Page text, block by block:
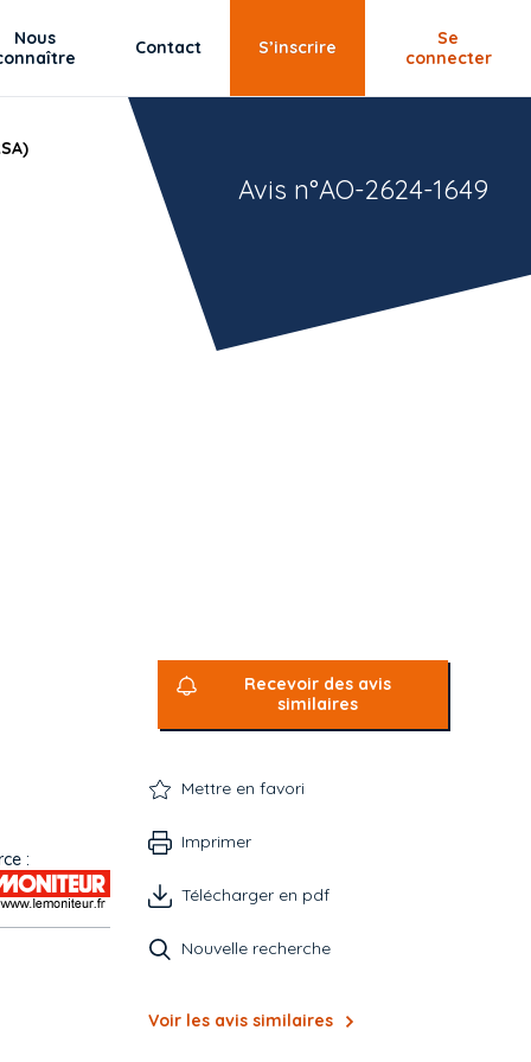
Nous
Contact S’inscrire
Se
connecter
Avis n°AO-2624-1649
:
Recevoir des avis
similaires
Mettre en favori
Imprimer
Télécharger en pdf
Nouvelle recherche
Voir les avis similaires